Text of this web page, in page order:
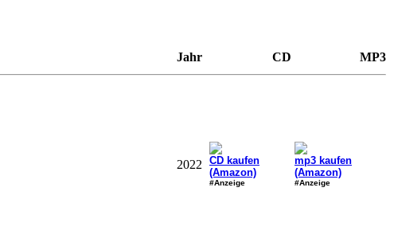
Jahr CD MP3
2022
CD kaufen
(Amazon)
#Anzeige
mp3 kaufen
(Amazon)
#Anzeige